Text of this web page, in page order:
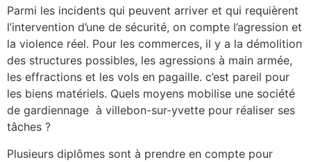
Parmi les incidents qui peuvent arriver et qui requièrent
l’intervention d’une de sécurité, on compte l’agression et
la violence réel. Pour les commerces, il y a la démolition
des structures possibles, les agressions à main armée,
les effractions et les vols en pagaille. c’est pareil pour
les biens matériels. Quels moyens mobilise une société
de gardiennage à villebon-sur-yvette pour réaliser ses
tâches ?
Plusieurs diplômes sont à prendre en compte pour